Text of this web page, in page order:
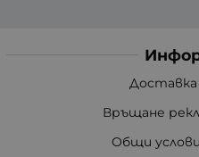
Връщане
Общи